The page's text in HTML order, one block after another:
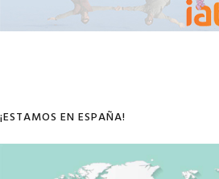
¡ESTAMOS EN ESPAÑA!